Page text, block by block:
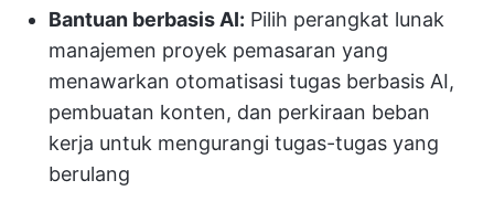
Bantuan berbasis AI: Pilih perangkat lunak
manajemen proyek pemasaran yang
menawarkan otomatisasi tugas berbasis AI,
pembuatan konten, dan perkiraan beban
kerja untuk mengurangi tugas-tugas yang
berulang